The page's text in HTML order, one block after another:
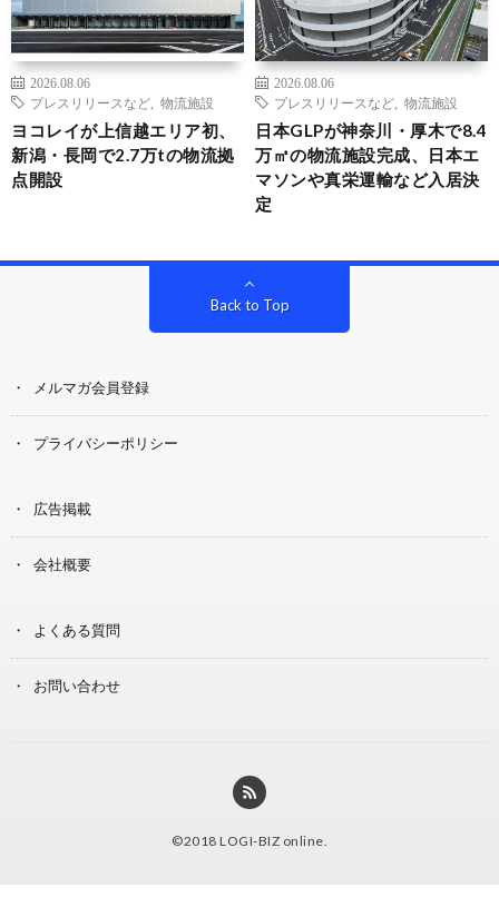
2026.08.06
プレスリリースなど
物流施設
ヨコレイが上信越エリア初、
新潟・長岡で2.7万tの物流拠
点開設
2026.08.06
プレスリリースなど
物流施設
日本GLPが神奈川・厚木で8.4
万㎡の物流施設完成、日本エ
マソンや真栄運輸など入居決
定
Back to Top
メルマガ会員登録
プライバシーポリシー
広告掲載
会社概要
よくある質問
お問い合わせ
©2018 LOGI-BIZ online